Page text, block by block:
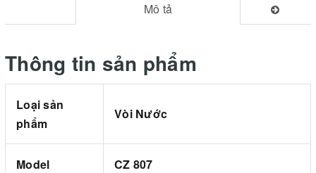
Mô tả
Thông tin sản phẩm
Loại sản
phẩm
Vòi Nước
Model CZ 807